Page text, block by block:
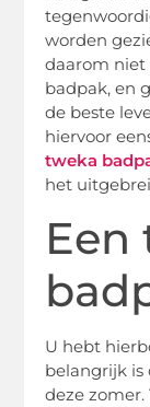
worden
daarom niet
badpak, en
de beste
hiervoor
tweka
het
Een
U hebt
belangrijk is
deze